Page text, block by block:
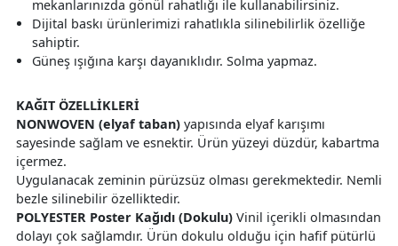
mekanlarınızda gönül rahatlığı ile kullanabilirsiniz.
Dijital baskı ürünlerimizi rahatlıkla silinebilirlik özelliğe
sahiptir.
Güneş ışığına karşı dayanıklıdır. Solma yapmaz.
KAĞIT ÖZELLİKLERİ
NONWOVEN (elyaf taban) yapısında elyaf karışımı
sayesinde sağlam ve esnektir. Ürün yüzeyi düzdür, kabartma
içermez.
Uygulanacak zeminin pürüzsüz olması gerekmektedir. Nemli
bezle silinebilir özelliktedir.
POLYESTER Poster Kağıdı (Dokulu) Vinil içerikli olmasından
dolayı çok sağlamdır. Ürün dokulu olduğu için hafif pütürlü